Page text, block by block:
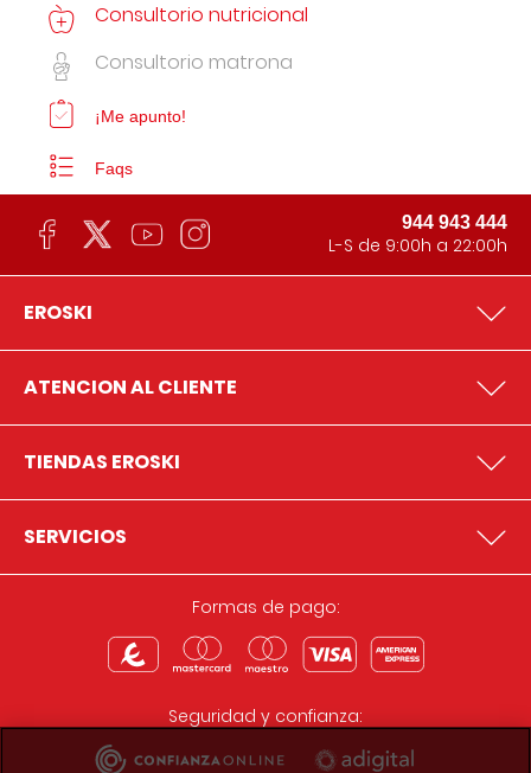
Consultorio nutricional
Consultorio matrona
¡Me apunto!
Faqs
944 943 444
L-S de 9:00h a 22:00h
EROSKI
ATENCION AL CLIENTE
TIENDAS EROSKI
SERVICIOS
Formas de pago:
Seguridad y confianza: